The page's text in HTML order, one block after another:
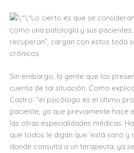
Lo cierto es que se
como una patología y sus pacientes,
recuperan”, cargan con estos toda
crónicos.
Sin embargo, la gente que los
cuenta de tal situación. Como
Castro: “el psicólogo es el último
paciente, ya que previamente
las otras especialidades médicas.
que todos le digan que ‘está sano y
donde consulta a un terapeuta, ya